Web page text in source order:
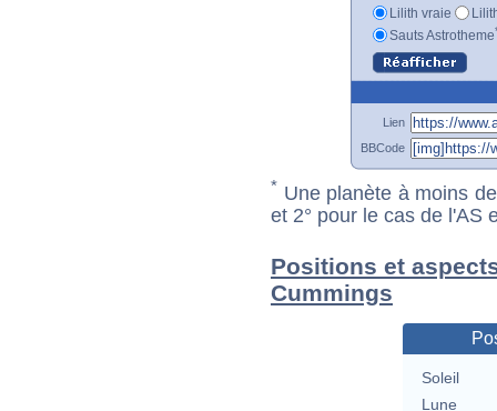
Lilith vraie
Sauts Astrotheme
Lien
BBCode
* Une planète à moins
et 2° pour le cas de l'AS
Positions et
Cummings
Soleil
Lune